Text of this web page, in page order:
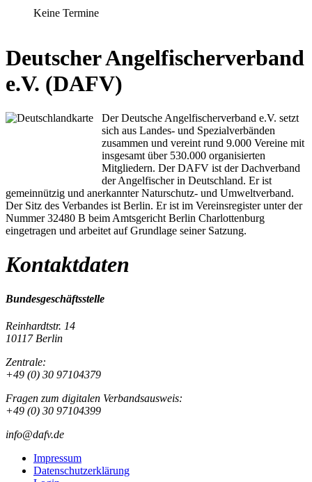
Keine Termine
Deutscher Angelfischerverband
e.V. (DAFV)
Der Deutsche Angelfischerverband e.V. setzt
sich aus Landes- und Spezialverbänden
zusammen und vereint rund 9.000 Vereine mit
insgesamt über 530.000 organisierten
Mitgliedern. Der DAFV ist der Dachverband
der Angelfischer in Deutschland. Er ist
gemeinnützig und anerkannter Naturschutz- und Umweltverband.
Der Sitz des Verbandes ist Berlin. Er ist im Vereinsregister unter der
Nummer 32480 B beim Amtsgericht Berlin Charlottenburg
eingetragen und arbeitet auf Grundlage seiner Satzung.
Kontaktdaten
Bundesgeschäftsstelle
Reinhardtstr. 14
10117 Berlin
Zentrale:
+49 (0) 30 97104379
Fragen zum digitalen Verbandsausweis:
+49 (0) 30 97104399
info@dafv.de
Impressum
Datenschutzerklärung